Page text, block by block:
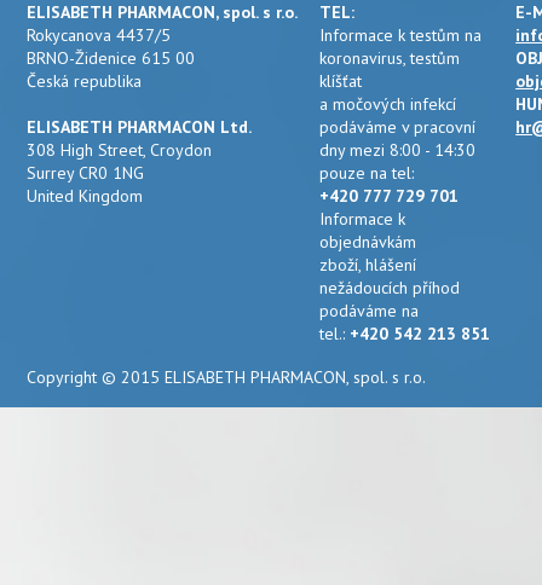
ELISABETH PHARMACON, spol. s r.o.
Rokycanova 4437/5
BRNO-Židenice 615 00
Česká republika
ELISABETH PHARMACON Ltd.
308 High Street, Croydon
Surrey CR0 1NG
United Kingdom
TEL:
Informace k testům na
koronavirus, testům
klíšťat
a močových infekcí
podáváme v pracovní
dny mezi 8:00 - 14:30
pouze na tel:
+420 777 729 701
Informace k
objednávkám
zboží, hlášení
nežádoucích příhod
podáváme na
tel.: +420 542 213 851
E-
Copyright © 2015 ELISABETH PHARMACON, spol. s r.o.